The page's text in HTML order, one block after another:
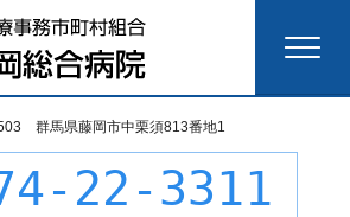
群馬県藤岡市中栗須813番地1
22-3311